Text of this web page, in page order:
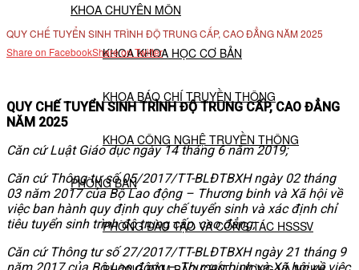
KHOA CHUYÊN MÔN
KHOA KHOA HỌC CƠ BẢN
KHOA BÁO CHÍ TRUYỀN THÔNG
KHOA CÔNG NGHỆ TRUYỀN THÔNG
PHÒNG BAN
PHÒNG ĐÀO TẠO VÀ CÔNG TÁC HSSSV
QUY CHẾ TUYỂN SINH TRÌNH ĐỘ TRUNG CẤP, CAO ĐẲNG NĂM 2025
Share on FacebookShare on Twitter
QUY CHẾ TUYỂN SINHTRÌNH ĐỘ TRUNG CẤP, CAO ĐẲNG
NĂM 2025
Căn cứ Luật Giáo dục ngày 14 tháng 6 năm 2019;
Căn cứ Thông tư số 05/2017/TT-BLĐTBXH ngày 02 tháng
03 năm 2017 của Bộ Lao động – Thương binh và Xã hội về
việc ban hành quy định quy chế tuyển sinh và xác định chỉ
tiêu tuyển sinh trình độ trung cấp, cao đẳng;
Căn cứ Thông tư số 27/2017/TT-BLĐTBXH ngày 21 tháng 9